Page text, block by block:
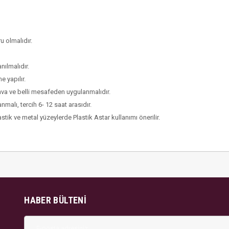
olmalıdır.
yapılır.
ve belli mesafeden uygulanmalıdır.
tercih 6- 12 saat arasıdır.
ve metal yüzeylerde Plastik Astar kullanımı önerilir.
HABER BÜLTENI